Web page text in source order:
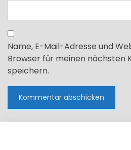
Name, E-Mail-Adresse und
Browser für meinen nächsten
speichern.